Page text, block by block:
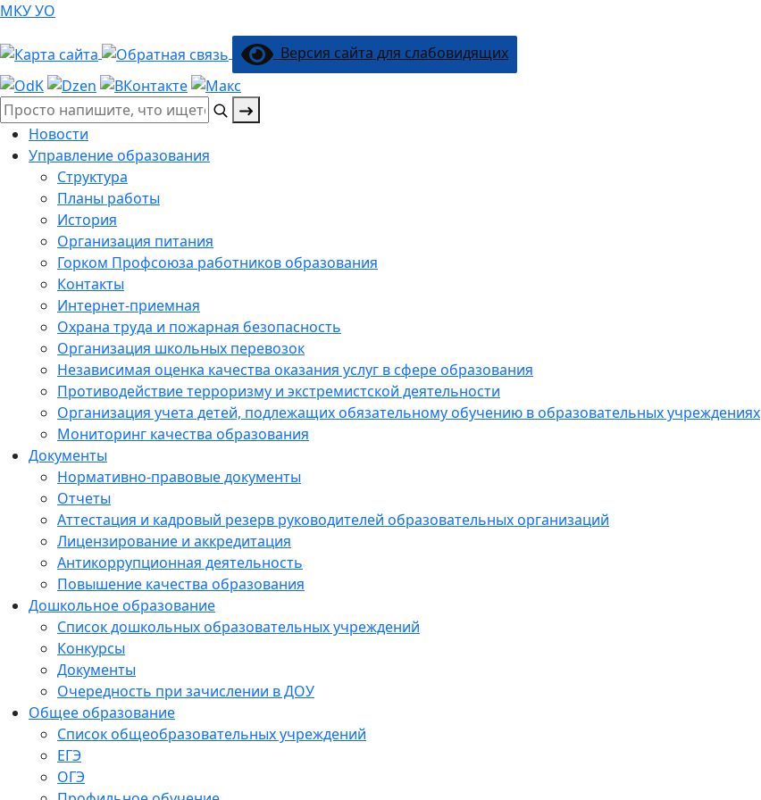
МКУ УО
Версия сайта для слабовидящих
Поиск:
Новости
Управление образования
Структура
Планы работы
История
Организация питания
Горком Профсоюза работников образования
Контакты
Интернет-приемная
Охрана труда и пожарная безопасность
Организация школьных перевозок
Независимая оценка качества оказания услуг в сфере образования
Противодействие терроризму и экстремистской деятельности
Организация учета детей, подлежащих обязательному обучению в образовательных учреждениях
Мониторинг качества образования
Документы
Нормативно-правовые документы
Отчеты
Аттестация и кадровый резерв руководителей образовательных организаций
Лицензирование и аккредитация
Антикоррупционная деятельность
Повышение качества образования
Дошкольное образование
Список дошкольных образовательных учреждений
Конкурсы
Документы
Очередность при зачислении в ДОУ
Общее образование
Список общеобразовательных учреждений
ЕГЭ
ОГЭ